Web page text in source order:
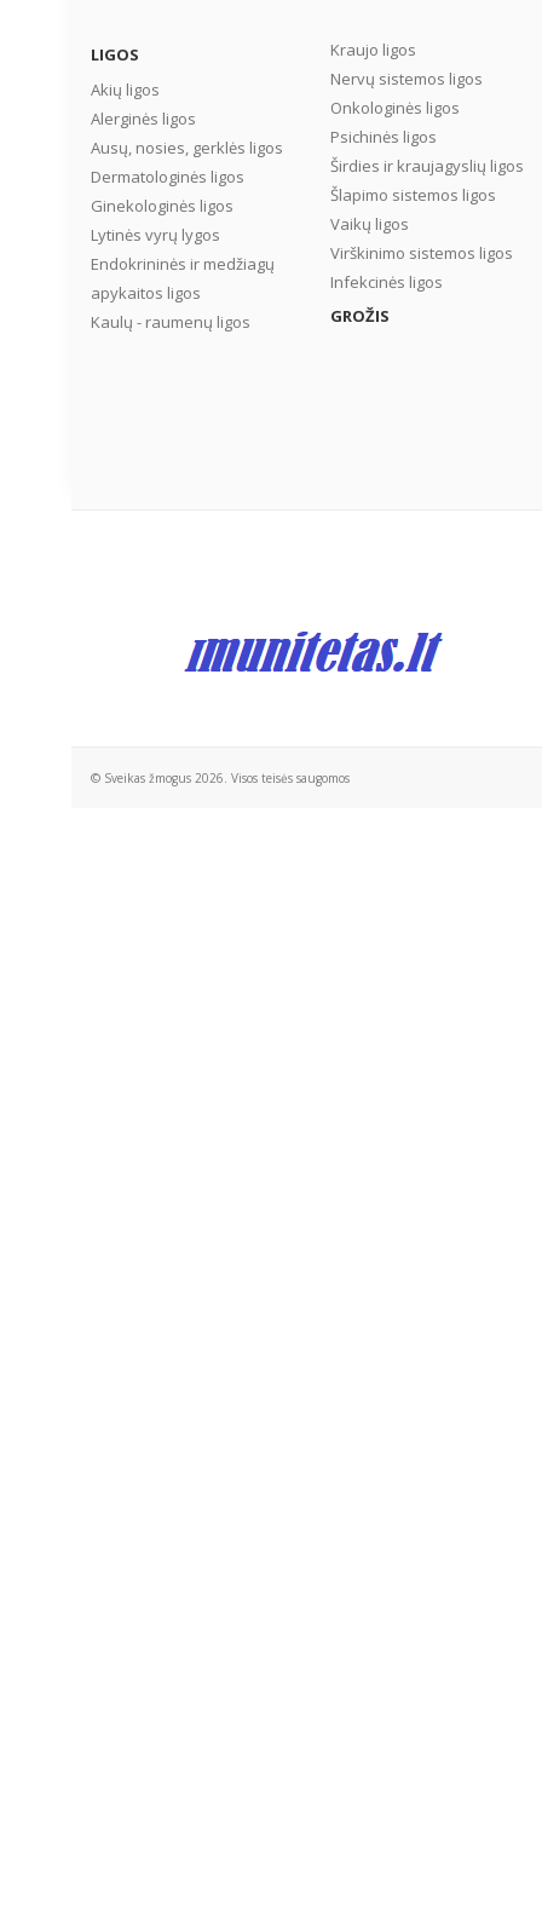
LIGOS
Akių ligos
Alerginės ligos
Ausų, nosies, gerklės ligos
Dermatologinės ligos
Ginekologinės ligos
Lytinės vyrų lygos
Endokrininės ir medžiagų
apykaitos ligos
Kaulų - raumenų ligos
Kraujo ligos
Nervų sistemos ligos
Onkologinės ligos
Psichinės ligos
Širdies ir kraujagyslių ligos
Šlapimo sistemos ligos
Vaikų ligos
Virškinimo sistemos ligos
Infekcinės ligos
GROŽIS
© Sveikas žmogus 2026. Visos teisės saugomos